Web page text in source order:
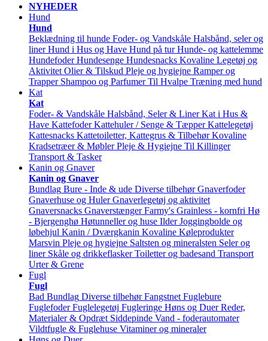
NYHEDER
Hund
Hund
Beklædning til hunde Foder- og Vandskåle Halsbånd, seler og
liner Hund i Hus og Have Hund på tur Hunde- og kattelemme
Hundefoder Hundesenge Hundesnacks Kovaline Legetøj og
Aktivitet Olier & Tilskud Pleje og hygiejne Ramper og
Trapper Shampoo og Parfumer Til Hvalpe Træning med hund
Kat
Kat
Foder- & Vandskåle Halsbånd, Seler & Liner Kat i Hus &
Have Kattefoder Kattehuler / Senge & Tæpper Kattelegetøj
Kattesnacks Kattetoiletter, Kattegrus & Tilbehør Kovaline
Kradsetræer & Møbler Pleje & Hygiejne Til Killinger
Transport & Tasker
Kanin og Gnaver
Kanin og Gnaver
Bundlag Bure - Inde & ude Diverse tilbehør Gnaverfoder
Gnaverhuse og Huler Gnaverlegetøj og aktivitet
Gnaversnacks Gnaverstænger Farmy's Grainless - kornfri Hø
- Bjergenghø Høtunneller og huse Ilder Joggingbolde og
løbehjul Kanin / Dværgkanin Kovaline Køleprodukter
Marsvin Pleje og hygiejne Saltsten og mineralsten Seler og
liner Skåle og drikkeflasker Toiletter og badesand Transport
Urter & Grene
Fugl
Fugl
Bad Bundlag Diverse tilbehør Fangstnet Fuglebure
Fuglefoder Fuglelegetøj Fugleringe Høns og Duer Reder,
Materialer & Opdræt Siddepinde Vand - foderautomater
Vildtfugle & Fuglehuse Vitaminer og mineraler